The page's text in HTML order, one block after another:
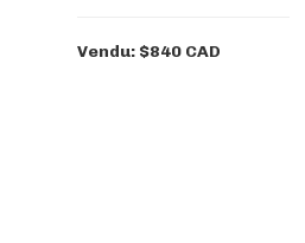
Vendu: $840 CAD